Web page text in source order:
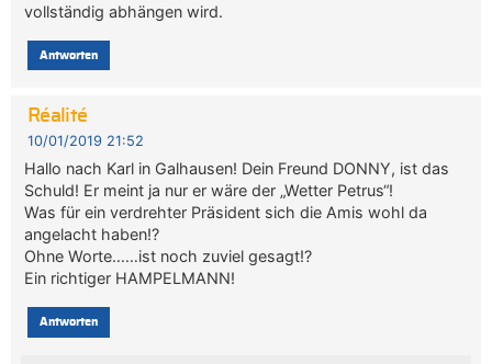
vollständig abhängen wird.
Antworten
Réalité
10/01/2019 21:52
Hallo nach Karl in Galhausen! Dein Freund DONNY, ist das
Schuld! Er meint ja nur er wäre der „Wetter Petrus“!
Was für ein verdrehter Präsident sich die Amis wohl da
angelacht haben!?
Ohne Worte……ist noch zuviel gesagt!?
Ein richtiger HAMPELMANN!
Antworten